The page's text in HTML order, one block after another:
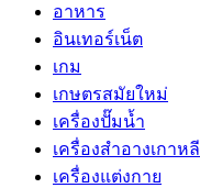
อาหาร
อินเทอร์เน็ต
เกม
เกษตรสมัยใหม่
เครื่องปั๊มน้ำ
เครื่องสำอางเกาหลี
เครื่องแต่งกาย